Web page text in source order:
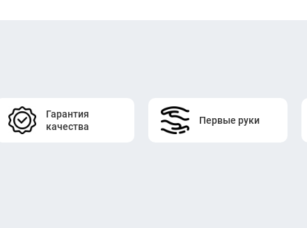
Гарантия
качества
Первые руки